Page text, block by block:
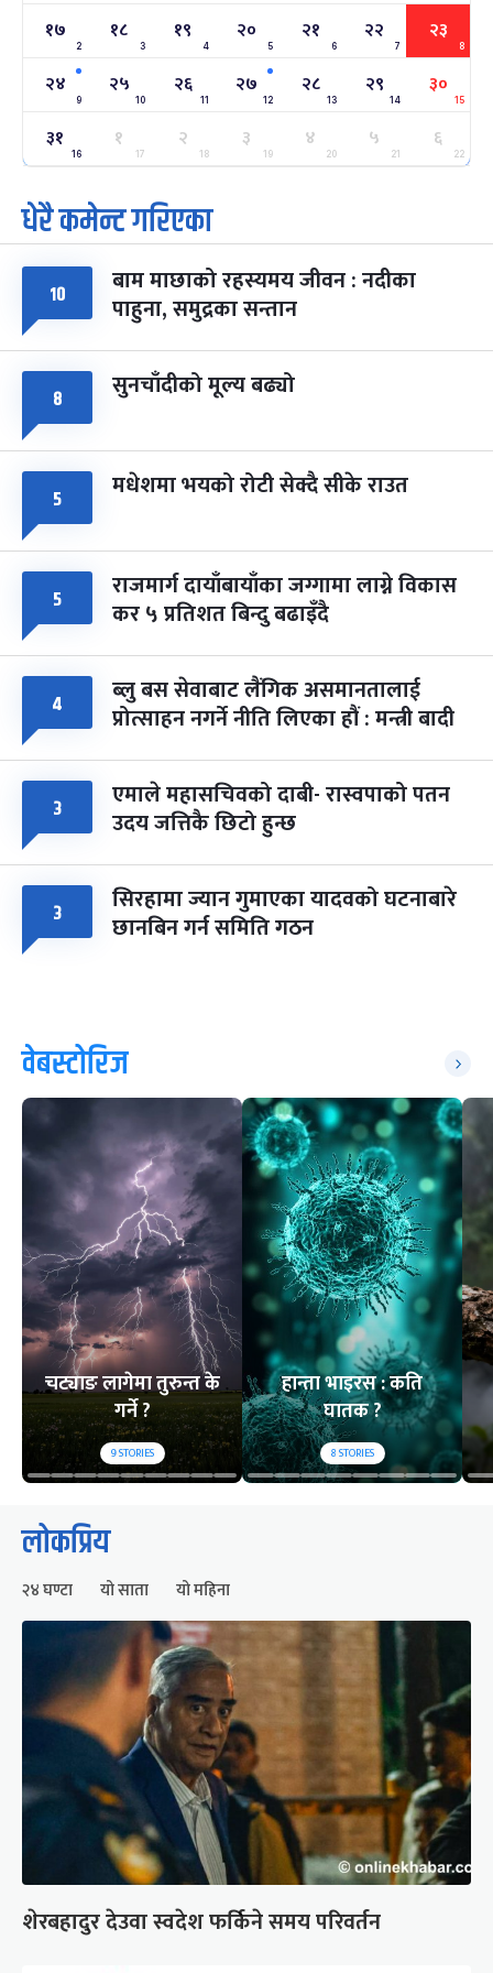
सोम फाल्गुन २४, २०८३- Mar 8, 2027
७ महिना बाँकी
२५
मंगल
ग्याल्पो ल्होसार
फाल्गुन २५, २०८३ Mar 9, 2027
७ महिना बाँकी
७
आइत
पूर्णिमा व्रत
चैत्र ७, २०८३-Mar 21, 2027
८ फागुपूर्णिमा
चैत्र ८, २०८३-Mar 22, 2027
७ महिना बाँकी
१७
2
१८
3
१९
4
२०
5
२१
6
२२
7
२३
8
२४
9
२५
10
२६
11
२७
12
२८
13
२९
14
३०
15
३१
16
१
17
२
18
३
19
४
20
५
21
६
22
धेरै कमेन्ट गरिएका
१० बाम माछाको रहस्यमय जीवन : नदीका
पाहुना, समुद्रका सन्तान
८ सुनचाँदीको मूल्य बढ्यो
५ मधेशमा भयको रोटी सेक्दै सीके राउत
५ राजमार्ग दायाँबायाँका जग्गामा लाग्ने विकास
कर ५ प्रतिशत बिन्दु बढाइँदै
४ ब्लु बस सेवाबाट लैंगिक असमानतालाई
प्रोत्साहन नगर्ने नीति लिएका हौं : मन्त्री बादी
३ एमाले महासचिवको दाबी- रास्वपाको पतन
उदय जत्तिकै छिटो हुन्छ
३ सिरहामा ज्यान गुमाएका यादवको घटनाबारे
छानबिन गर्न समिति गठन
वेबस्टोरिज
चट्याङ लागेमा तुरुन्त के
गर्ने ?
9STORIES
हान्ता भाइरस : कति
घातक ?
8STORIES
लोकप्रिय
२४ घण्टा यो साता यो महिना
शेरबहादुर देउवा स्वदेश फर्किने समय परिवर्तन